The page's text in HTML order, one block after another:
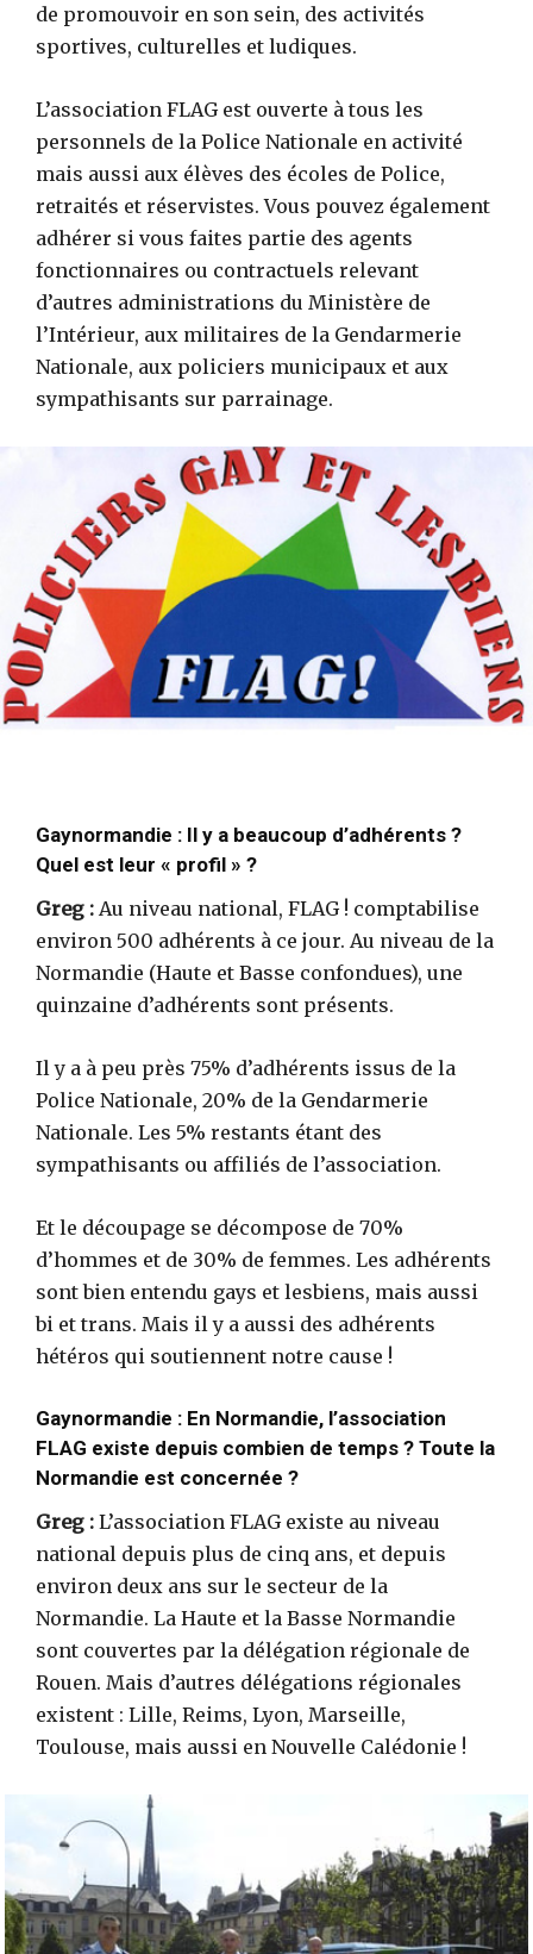
de promouvoir en son sein, des activités
sportives, culturelles et ludiques.
L’association FLAG est ouverte à tous les
personnels de la Police Nationale en activité
mais aussi aux élèves des écoles de Police,
retraités et réservistes. Vous pouvez également
adhérer si vous faites partie des agents
fonctionnaires ou contractuels relevant
d’autres administrations du Ministère de
l’Intérieur, aux militaires de la Gendarmerie
Nationale, aux policiers municipaux et aux
sympathisants sur parrainage.
Gaynormandie : Il y a beaucoup d’adhérents ?
Quel est leur « profil » ?
Greg : Au niveau national, FLAG ! comptabilise
environ 500 adhérents à ce jour. Au niveau de la
Normandie (Haute et Basse confondues), une
quinzaine d’adhérents sont présents.
Il y a à peu près 75% d’adhérents issus de la
Police Nationale, 20% de la Gendarmerie
Nationale. Les 5% restants étant des
sympathisants ou affiliés de l’association.
Et le découpage se décompose de 70%
d’hommes et de 30% de femmes. Les adhérents
sont bien entendu gays et lesbiens, mais aussi
bi et trans. Mais il y a aussi des adhérents
hétéros qui soutiennent notre cause !
Gaynormandie : En Normandie, l’association
FLAG existe depuis combien de temps ? Toute la
Normandie est concernée ?
Greg : L’association FLAG existe au niveau
national depuis plus de cinq ans, et depuis
environ deux ans sur le secteur de la
Normandie. La Haute et la Basse Normandie
sont couvertes par la délégation régionale de
Rouen. Mais d’autres délégations régionales
existent : Lille, Reims, Lyon, Marseille,
Toulouse, mais aussi en Nouvelle Calédonie !